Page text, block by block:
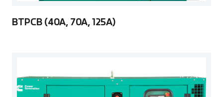
BTPCB (40A, 70A, 125A)